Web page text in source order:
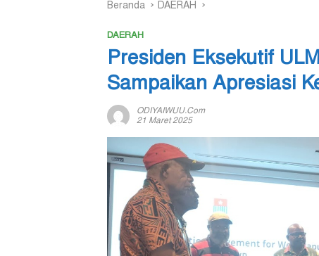
Beranda DAERAH
DAERAH
Presiden Eksekutif
Sampaikan Apresiasi
ODIYAIWUU.com
21 Maret 2025